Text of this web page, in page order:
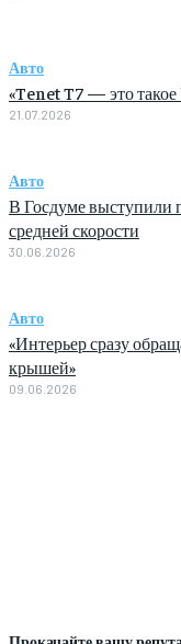
Авто
«Tenet T7 — это такое
21.07.2026
Авто
В Госдуме выступили
средней скорости
30.06.2026
Авто
«Интерьер сразу
крышей»
09.06.2026